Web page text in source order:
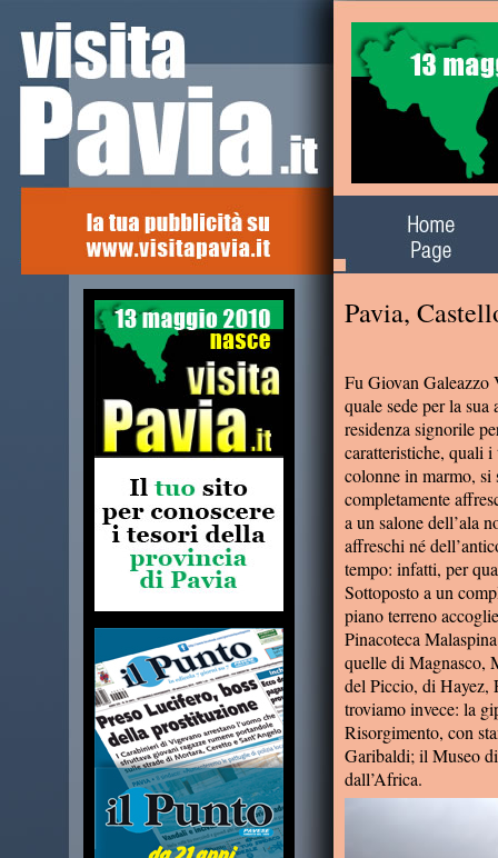
Fu Giovan Galeazzo
quale sede per la
residenza signorile
caratteristiche, quali
colonne in marmo, si
completamente
a un salone dell’ala
affreschi né
tempo: infatti, per
Sottoposto a un
piano terreno
Pinacoteca
quelle di Magnasco,
del Piccio, di Hayez,
troviamo invece: la
Risorgimento, con
Garibaldi; il Museo
dall’Africa.
Alla scoperta del
territorio
Pavia,